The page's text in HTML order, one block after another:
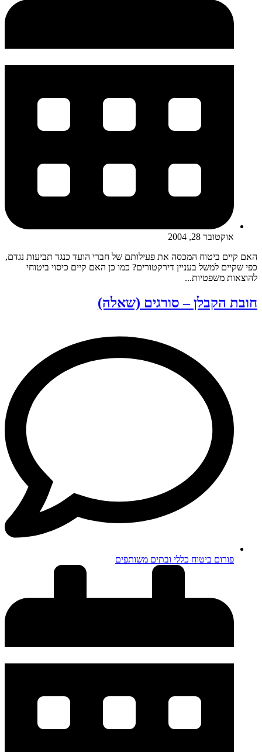
אוקטובר 28, 2004
האם קיים ביטוח המכסה את פעילותם של חברי הועד כנגד תביעות נגדם,
כפי שקיים למשל בעניין דירקטורים? כמו כן האם קיים כיסוי ביטוחי
להוצאות משפטיות...
חובת הקבלן – סורגים (שאלה)
פורום ביטוח כללי ובתים משותפים